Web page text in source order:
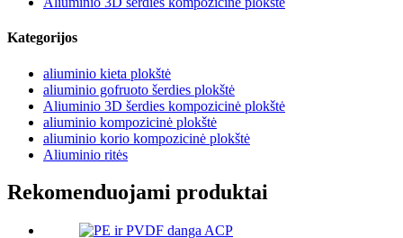
Kategorijos
aliuminio kieta plokštė
aliuminio gofruoto šerdies plokštė
Aliuminio 3D šerdies kompozicinė plokštė
aliuminio kompozicinė plokštė
aliuminio korio kompozicinė plokštė
Aliuminio ritės
Rekomenduojami produktai